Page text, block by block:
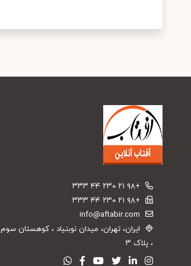
+۹۸ ۲۱ ۲۳۰ ۴۴ ۳۳۳
+۹۸ ۲۱ ۲۳۰ ۴۴ ۳۳۳
info@aftabir.com
ایران، تهران، میدان نوبنیاد ، کوهستان سوم
، پلاک ۳